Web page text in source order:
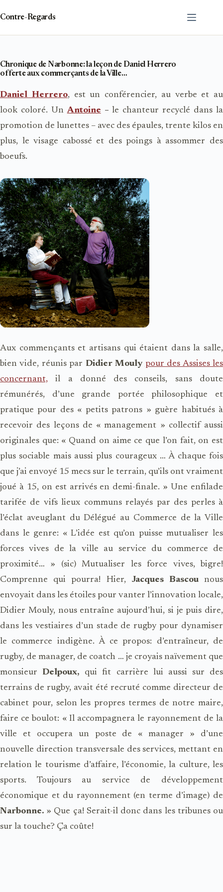
contenu
Contre-Regards
Chronique de Narbonne: la leçon de Daniel Herrero
offerte aux commerçants de la Ville…
Daniel Herrero, est un conférencier, au verbe et au
look coloré. UnAntoine – le chanteur recyclé dans la
promotion de lunettes – avec des épaules, trente kilos en
plus, le visage cabossé et des poings à assommer des
boeufs.
Aux commençants et artisans qui étaient dans la salle,
bien vide, réunis par Didier Mouly pour des Assises les
concernant, il a donné des conseils, sans doute
rémunérés, d’une grande portée philosophique et
pratique pour des « petits patrons » guère habitués à
recevoir des leçons de « management » collectif aussi
originales que: « Quand on aime ce que l’on fait, on est
plus sociable mais aussi plus courageux … À chaque fois
que j’ai envoyé 15 mecs sur le ter­rain, qu’ils ont vraiment
joué à 15, on est arrivés en demi-­finale. » Une enfilade
tarifée de vifs lieux communs relayés par des perles à
l’éclat aveuglant du Délégué au Commerce de la Ville
dans le genre: « L’idée est qu’on puisse mutualiser les
forces vives de la ville au service du commerce de
proximité… » (sic) Mutualiser les force vives, bigre!
Comprenne qui pourra! Hier, Jacques Bascounous
envoyait dans les étoiles pour vanter l’innovation locale,
Didier Mouly, nous entraîne aujourd’hui, si je puis dire,
dans les vestiaires d’un stade de rugby pour dynamiser
le commerce indigène. À ce propos: d’entraîneur, de
rugby, de manager, de coatch … je croyais naïvement que
monsieurDelpoux, qui fit carrière lui aussi sur des
terrains de rugby, avait été recruté comme directeur de
cabinet pour, selon les propres termes de notre maire,
faire ce boulot: « Il accompagnera le rayonnement de la
ville et occupera un poste de « manager » d’une
nouvelle direction transversale des services, mettant en
relation le tourisme d’affaire, l’économie, la culture, les
sports. Toujours au service de développement
économique et du rayonnement (en terme d’image) de
Narbonne. » Que ça! Serait-il donc dans les tribunes ou
sur la touche? Ça coûte!